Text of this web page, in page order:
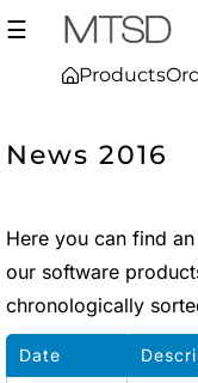
☰
Products
News 2016
Here you can find
our software
chronologically
Date